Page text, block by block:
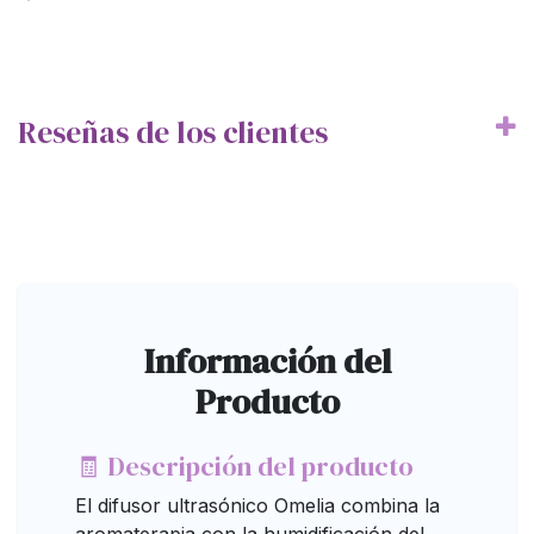
Reseñas de los clientes
Información del
Producto
🧾 Descripción del producto
El difusor ultrasónico Omelia combina la